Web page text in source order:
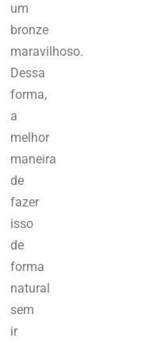
um
bronze
maravilhoso.
Dessa
forma,
a
melhor
maneira
de
fazer
isso
de
forma
natural
sem
ir